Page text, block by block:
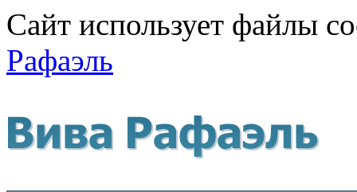
Сайт использует файлы
Рафаэль